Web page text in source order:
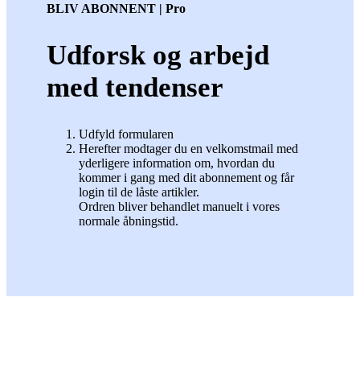
BLIV ABONNENT | Pro
Udforsk og arbejd
med tendenser
Udfyld formularen
Herefter modtager du en velkomstmail med
yderligere information om, hvordan du
kommer i gang med dit abonnement og får
login til de låste artikler.
Ordren bliver behandlet manuelt i vores
normale åbningstid.